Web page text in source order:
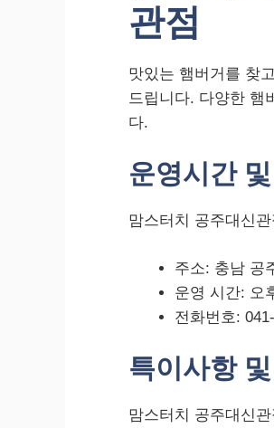
관점
맛있는 햄버거를 찾
드립니다. 다양한 햄
다.
운영시간
맘스터치 공주대신
주소: 충남 공
운영 시간: 오
전화번호:
특이사항
맘스터치 공주대신